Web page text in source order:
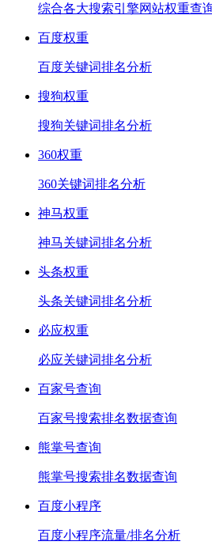
综合各大搜索引擎网站权重查
百度权重
百度关键词排名分析
搜狗权重
搜狗关键词排名分析
360权重
360关键词排名分析
神马权重
神马关键词排名分析
头条权重
头条关键词排名分析
必应权重
必应关键词排名分析
百家号查询
百家号搜索排名数据查询
熊掌号查询
熊掌号搜索排名数据查询
百度小程序
百度小程序流量/排名分析